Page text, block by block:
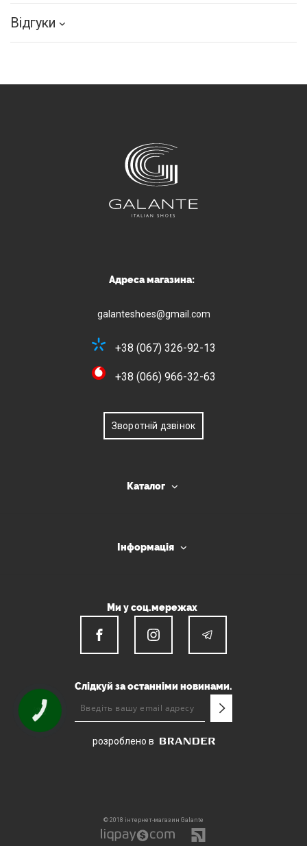
Відгуки
Адреса магазина:
galanteshoes@gmail.com
+38 (067) 326-92-13
+38 (066) 966-32-63
Зворотній дзвінок
Каталог
Інформація
Ми у соц.мережах
Слідкуй за останніми новинами.
розроблено в
© 2018 інтернет-магазин Galante
КНОПКА
ЗВ'ЯЗКУ